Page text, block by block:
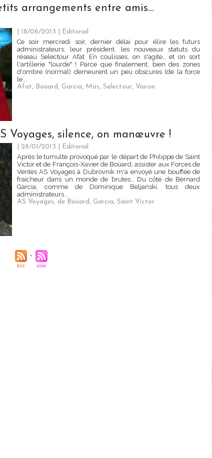
arrangements entre amis…
| 18/06/2013
Editorial
Ce soir mercredi soir, dernier délai pour élire les futurs
administrateurs, leur président, les nouveaux statuts du
réseau Selectour Afat. En coulisses, on s'agite… et on sort
l'artillerie "lourde" ! Parce que finalement, bien des zones
d'ombre (normal) demeurent un peu obscures (de la force
le...
Afat, Boüard, Garcia, Mas, Selectour, Vairon
Voyages, silence, on manœuvre !
| 28/01/2013
Editorial
Après le tumulte provoqué par le départ de Philippe de Saint
Victor et de François-Xavier de Boüard, assister aux Forces de
Ventes AS Voyages à Dubrovnik m'a envoyé une bouffée de
fraicheur dans un monde de brutes… Du côté de Bernard
Garcia, comme de Dominique Beljanski, tous deux
administrateurs...
AS Voyages, de Boüard, Garcia, Saint Victor